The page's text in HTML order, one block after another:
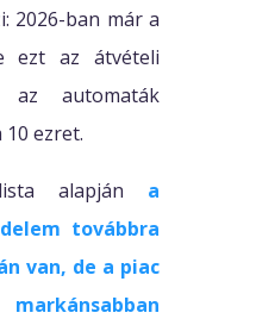
2026-ban már a
ezt az átvételi
az automaták
10 ezret.
alapján a
továbbra
van, de a piac